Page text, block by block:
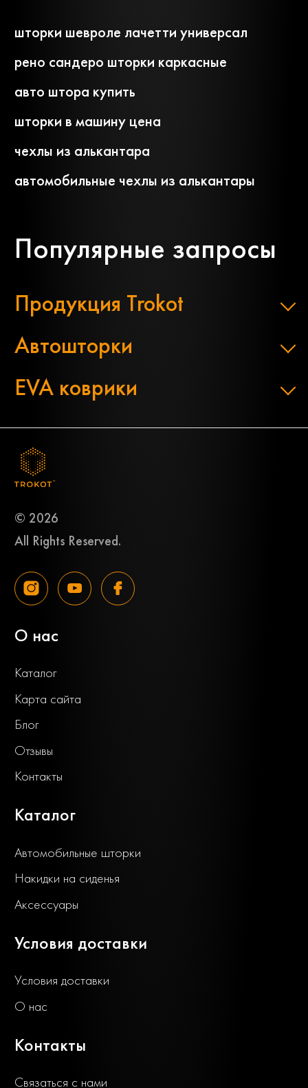
Популярные запросы
Продукция Trokot
Автошторки
EVA коврики
шторки шевроле лачетти универсал
рено сандеро шторки каркасные
авто штора купить
шторки в машину цена
чехлы из алькантара
автомобильные чехлы из алькантары
© 2026
All Rights Reserved.
О нас
Каталог
Карта сайта
Блог
Отзывы
Контакты
Каталог
Автомобильные шторки
Накидки на сиденья
Аксессуары
Условия доставки
Условия доставки
О нас
Контакты
Связаться с нами